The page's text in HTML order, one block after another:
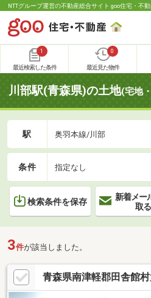
NTTグループ運営の不動産総合サイト goo住宅・不
1
最近検索した条件
0
最近見た物件
川部駅(青森県)の土地(宅地
駅 奥羽本線/川部
条件 指定なし
検索条件を保存
新着メー
取る
3件が該当しました。
青森県南津軽郡田舎館